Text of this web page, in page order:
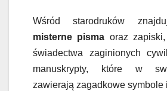
Wśród starodruków
misterne pisma oraz
świadectwa zaginionych
manuskrypty, które w
zawierają zagadkowe symbole